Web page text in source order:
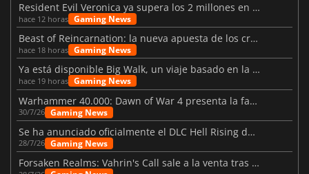
Resident Evil Veronica ya supera los 2 millones en listas de deseados
hace 12 horas Gaming News
Beast of Reincarnation: la nueva apuesta de los creadores de Pokémon
hace 18 horas Gaming News
Ya está disponible Big Walk, un viaje basado en la amistad
hace 19 horas Gaming News
Warhammer 40.000: Dawn of War 4 presenta la facción de los Necrones
30/7/26 Gaming News
Se ha anunciado oficialmente el DLC Hell Rising de Nioh 3
28/7/26 Gaming News
Forsaken Realms: Vahrin's Call sale a la venta tras una década